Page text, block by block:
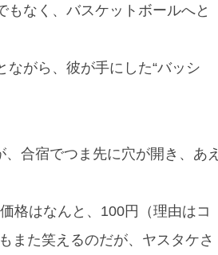
なく、バスケットボールへと
がら、彼が手にした“バッシ
合宿でつま先に穴が開き、あえ
格はなんと、100円（理由はコ
また笑えるのだが、ヤスタケさ